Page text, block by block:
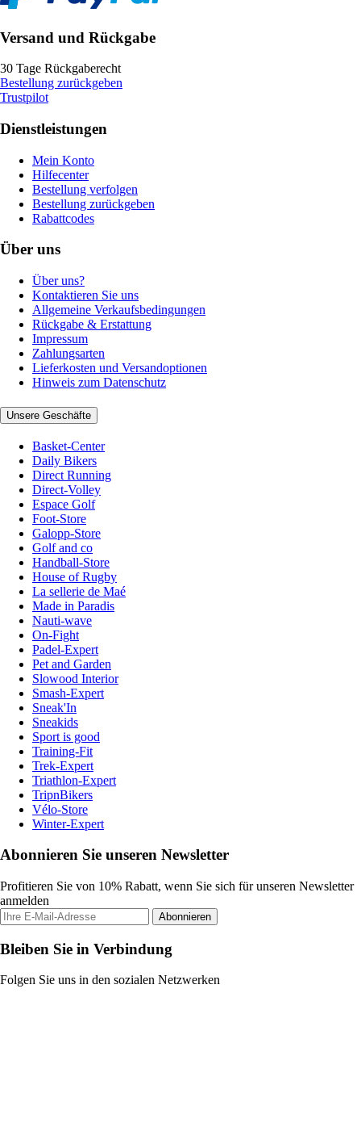
Versand und Rückgabe
30 Tage Rückgaberecht
Bestellung zurückgeben
Trustpilot
Dienstleistungen
Mein Konto
Hilfecenter
Bestellung verfolgen
Bestellung zurückgeben
Rabattcodes
Über uns
Über uns?
Kontaktieren Sie uns
Allgemeine Verkaufsbedingungen
Rückgabe & Erstattung
Impressum
Zahlungsarten
Lieferkosten und Versandoptionen
Hinweis zum Datenschutz
Unsere Geschäfte
Basket-Center
Daily Bikers
Direct Running
Direct-Volley
Espace Golf
Foot-Store
Galopp-Store
Golf and co
Handball-Store
House of Rugby
La sellerie de Maé
Made in Paradis
Nauti-wave
On-Fight
Padel-Expert
Pet and Garden
Slowood Interior
Smash-Expert
Sneak'In
Sneakids
Sport is good
Training-Fit
Trek-Expert
Triathlon-Expert
TripnBikers
Vélo-Store
Winter-Expert
Abonnieren Sie unseren Newsletter
Profitieren Sie von 10% Rabatt, wenn Sie sich für unseren Newsletter
anmelden
Abonnieren
Bleiben Sie in Verbindung
Folgen Sie uns in den sozialen Netzwerken